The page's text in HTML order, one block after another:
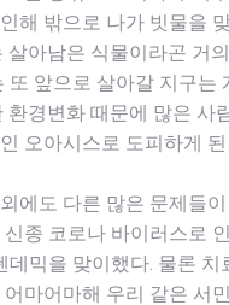
해 밖으로 나가 빗물을
살아남은 식물이라곤 거
또 앞으로 살아갈 지구는
환경변화 때문에 많은 사
오아시스로 도피하게
에도 다른 많은 문제들
종 코로나 바이러스로
데믹을 맞이했다. 물론 치
마어마해 우리 같은 서